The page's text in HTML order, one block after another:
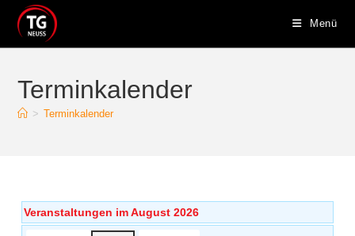
Menü
Terminkalender
> Terminkalender
Veranstaltungen im August 2026